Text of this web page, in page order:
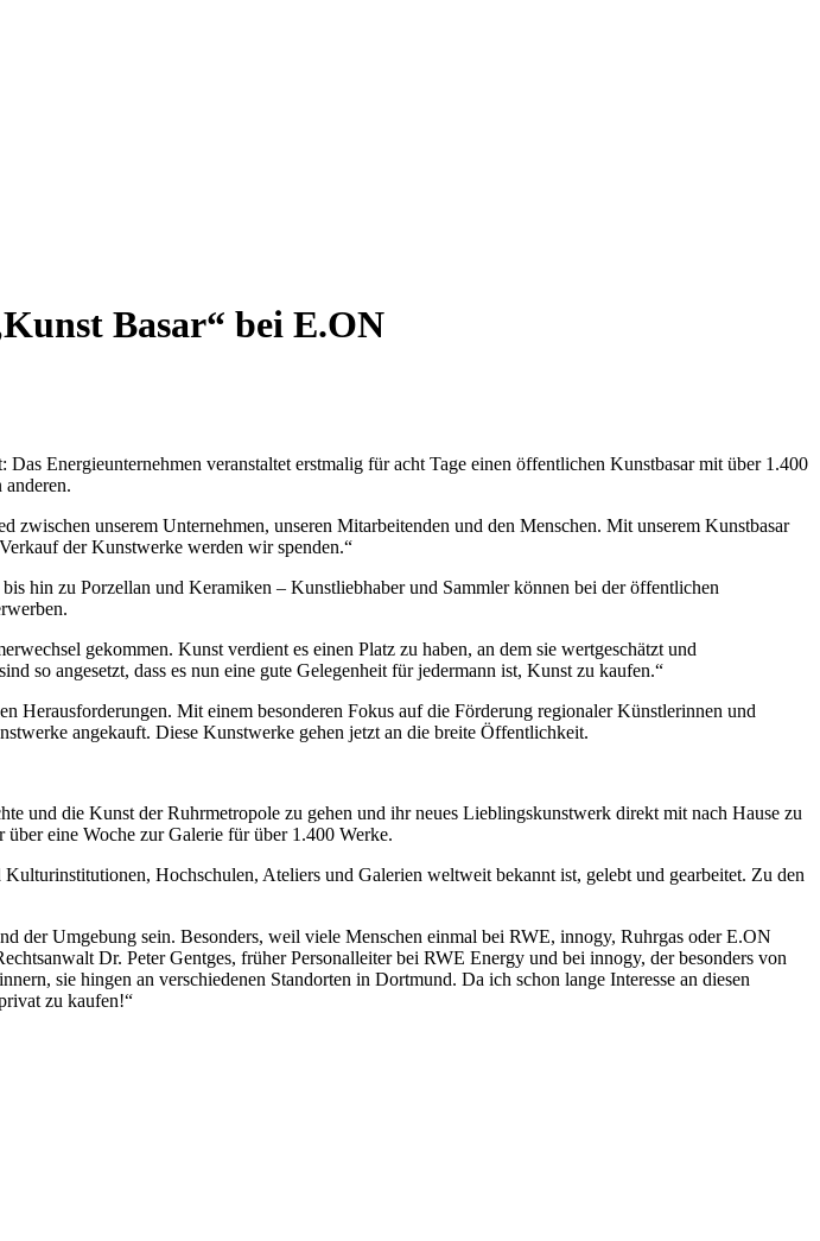
Basar“ bei E.ON
Energieunternehmen veranstaltet erstmalig für acht Tage einen öffentlichen Kunstbasar mit über 1.400
unserem Unternehmen, unseren Mitarbeitenden und den Menschen. Mit unserem Kunstbasar
der Kunstwerke werden wir spenden.“
hin zu Porzellan und Keramiken – Kunstliebhaber und Sammler können bei der öffentlichen
gekommen. Kunst verdient es einen Platz zu haben, an dem sie wertgeschätzt und
so angesetzt, dass es nun eine gute Gelegenheit für jedermann ist, Kunst zu kaufen.“
Mit einem besonderen Fokus auf die Förderung regionaler Künstlerinnen und
angekauft. Diese Kunstwerke gehen jetzt an die breite Öffentlichkeit.
und die Kunst der Ruhrmetropole zu gehen und ihr neues Lieblingskunstwerk direkt mit nach Hause zu
eine Woche zur Galerie für über 1.400 Werke.
Hochschulen, Ateliers und Galerien weltweit bekannt ist, gelebt und gearbeitet. Zu den
der Umgebung sein. Besonders, weil viele Menschen einmal bei RWE, innogy, Ruhrgas oder E.ON
Dr. Peter Gentges, früher Personalleiter bei RWE Energy und bei innogy, der besonders von
sie hingen an verschiedenen Standorten in Dortmund. Da ich schon lange Interesse an diesen
zu kaufen!“